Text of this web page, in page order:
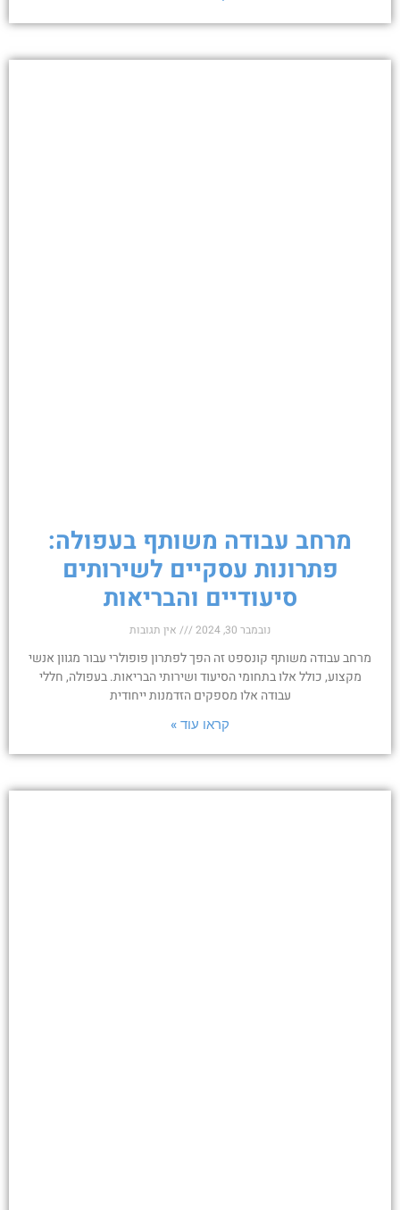
מרחב עבודה משותף בעפולה:
פתרונות עסקיים לשירותים
סיעודיים והבריאות
נובמבר 30, 2024 אין תגובות
מרחב עבודה משותף קונספט זה הפך לפתרון פופולרי עבור מגוון אנשי
מקצוע, כולל אלו בתחומי הסיעוד ושירותי הבריאות. בעפולה, חללי
עבודה אלו מספקים הזדמנות ייחודית
קראו עוד »